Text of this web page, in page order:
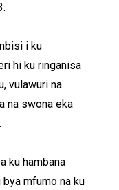
i ku
hi ku ringanisa
vulawuri na
na swona eka
ku hambana
mfumo na ku